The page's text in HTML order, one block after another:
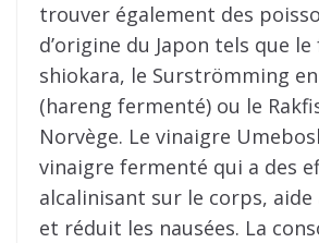
trouver également des
d’origine du Japon tels que
shiokara, le Surströmming
(hareng fermenté) ou le
Norvège. Le vinaigre
vinaigre fermenté qui a des
alcalinisant sur le corps,
et réduit les nausées. La